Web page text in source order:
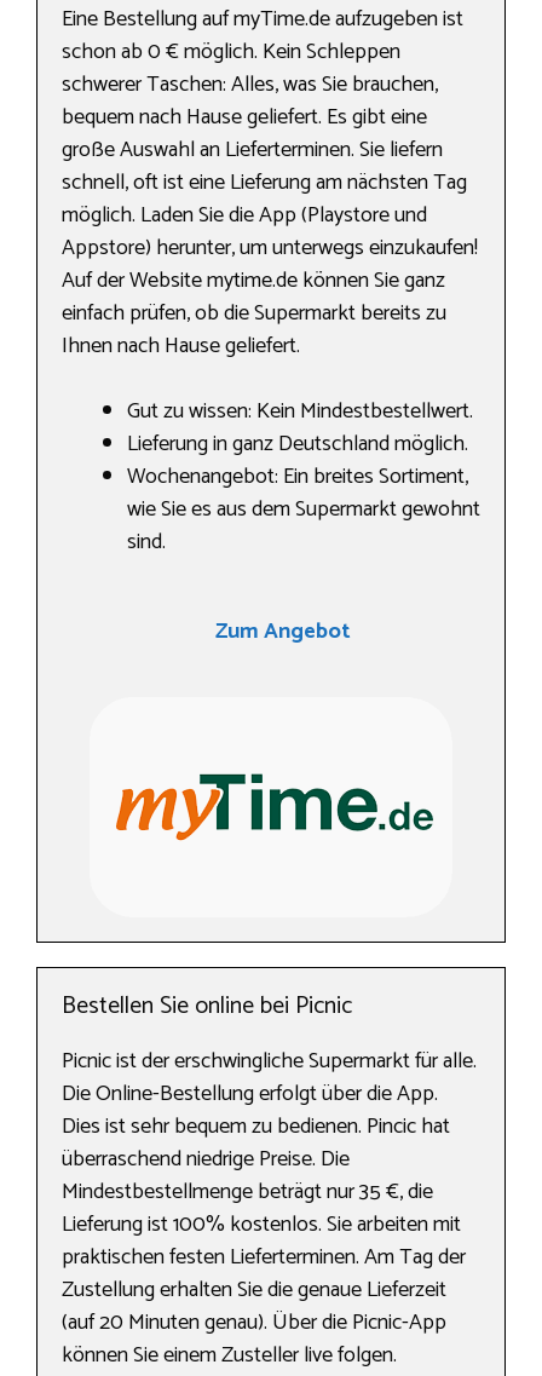
Eine Bestellung auf myTime.de aufzugeben ist
schon ab 0 € möglich. Kein Schleppen
schwerer Taschen: Alles, was Sie brauchen,
bequem nach Hause geliefert. Es gibt eine
große Auswahl an Lieferterminen. Sie liefern
schnell, oft ist eine Lieferung am nächsten Tag
möglich. Laden Sie die App (Playstore und
Appstore) herunter, um unterwegs einzukaufen!
Auf der Website mytime.de können Sie ganz
einfach prüfen, ob die Supermarkt bereits zu
Ihnen nach Hause geliefert.
Gut zu wissen: Kein Mindestbestellwert.
Lieferung in ganz Deutschland möglich.
Wochenangebot: Ein breites Sortiment,
wie Sie es aus dem Supermarkt gewohnt
sind.
Zum Angebot
Bestellen Sie online bei Picnic
Picnic ist der erschwingliche Supermarkt für alle.
Die Online-Bestellung erfolgt über die App.
Dies ist sehr bequem zu bedienen. Pincic hat
überraschend niedrige Preise. Die
Mindestbestellmenge beträgt nur 35 €, die
Lieferung ist 100% kostenlos. Sie arbeiten mit
praktischen festen Lieferterminen. Am Tag der
Zustellung erhalten Sie die genaue Lieferzeit
(auf 20 Minuten genau). Über die Picnic-App
können Sie einem Zusteller live folgen.